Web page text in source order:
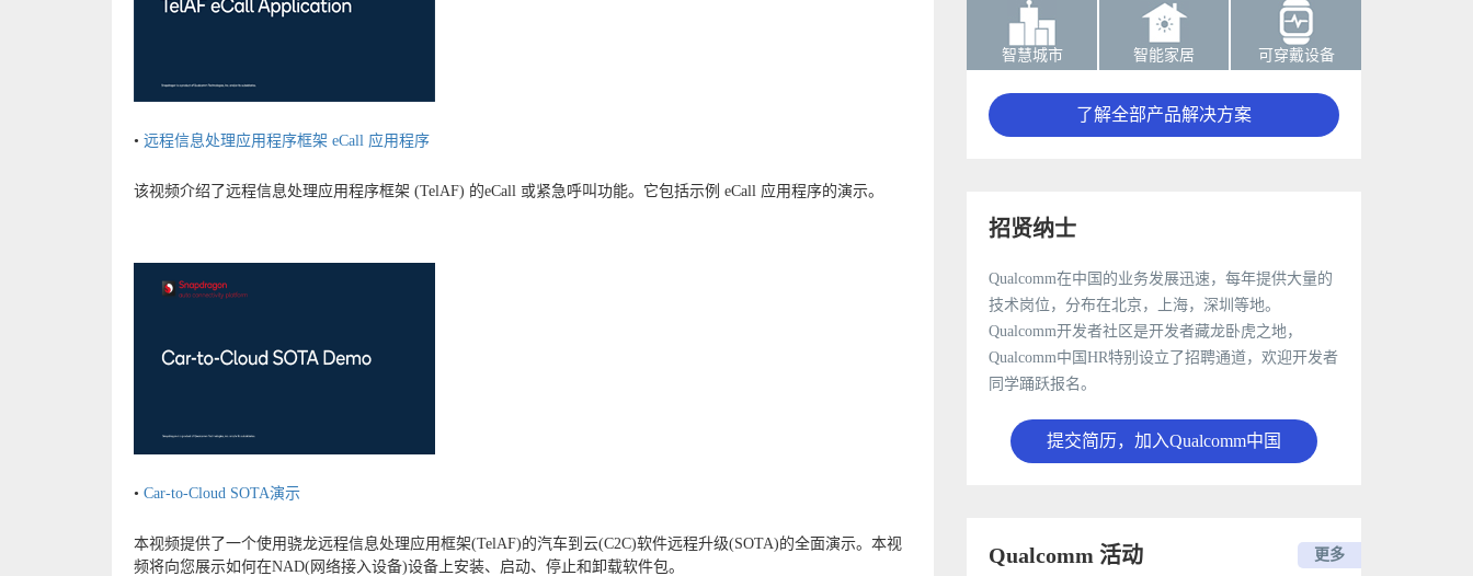
• 远程信息处理应用程序框架 eCall 应用程序
该视频介绍了远程信息处理应用程序框架 (TelAF) 的eCall 或紧急呼叫功能。它包括示例 eCall 应用程序的演示。
• Car-to-Cloud SOTA演示
本视频提供了一个使用骁龙远程信息处理应用框架(TelAF)的汽车到云(C2C)软件远程升级(SOTA)的全面演示。本视
频将向您展示如何在NAD(网络接入设备)设备上安装、启动、停止和卸载软件包。
智慧城市 智能家居 可穿戴设备
了解全部产品解决方案
招贤纳士
Qualcomm在中国的业务发展迅速，每年提供大量的
技术岗位，分布在北京，上海，深圳等地。
Qualcomm开发者社区是开发者藏龙卧虎之地，
Qualcomm中国HR特别设立了招聘通道，欢迎开发者
同学踊跃报名。
提交简历，加入Qualcomm中国
Qualcomm 活动 更多